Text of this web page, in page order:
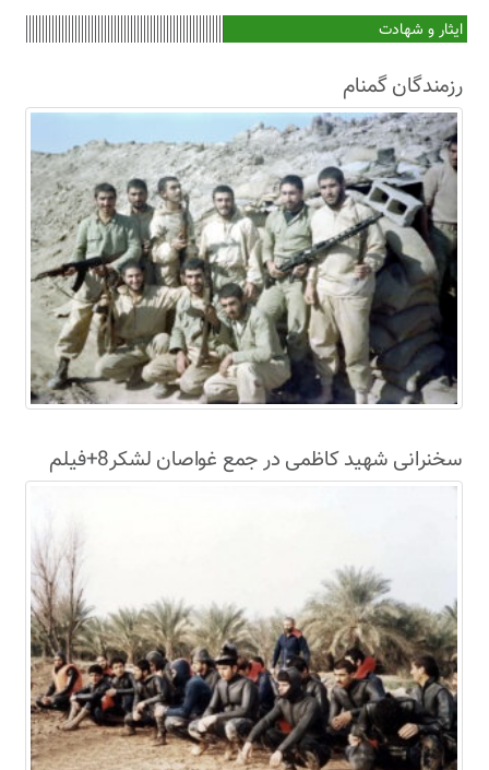
ایثار و شهادت
رزمندگان گمنام
سخنرانی شهید کاظمی در جمع غواصان لشکر8+فیلم